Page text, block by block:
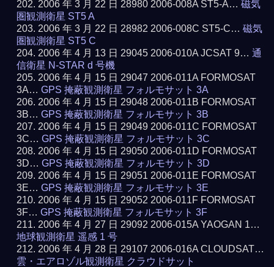
2006 年 3 月 22 日 28980 2006-008A ST5-A…磁気
圏観測衛星 ST5 A
2006 年 3 月 22 日 28982 2006-008C ST5-C…磁気
圏観測衛星 ST5 C
2006 年 4 月 13 日 29045 2006-010A JCSAT 9…通
信衛星 N-STAR d 号機
2006 年 4 月 15 日 29047 2006-011A FORMOSAT
3A…GPS 掩蔽観測衛星 フォルモサット 3A
2006 年 4 月 15 日 29048 2006-011B FORMOSAT
3B…GPS 掩蔽観測衛星 フォルモサット 3B
2006 年 4 月 15 日 29049 2006-011C FORMOSAT
3C…GPS 掩蔽観測衛星 フォルモサット 3C
2006 年 4 月 15 日 29050 2006-011D FORMOSAT
3D…GPS 掩蔽観測衛星 フォルモサット 3D
2006 年 4 月 15 日 29051 2006-011E FORMOSAT
3E…GPS 掩蔽観測衛星 フォルモサット 3E
2006 年 4 月 15 日 29052 2006-011F FORMOSAT
3F…GPS 掩蔽観測衛星 フォルモサット 3F
2006 年 4 月 27 日 29092 2006-015A YAOGAN 1…
地球観測衛星 遥感 1 号
2006 年 4 月 28 日 29107 2006-016A CLOUDSAT…
雲・エアロゾル観測衛星 クラウドサット